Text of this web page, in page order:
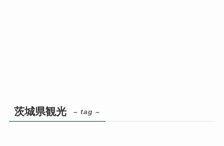
茨城県観光 – tag –